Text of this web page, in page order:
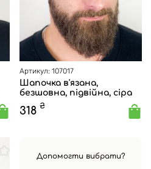
Артикул: 107017
Шапочка в'язана,
безшовна, підвійна, сіра
318 ₴
Допомогти вибрати?